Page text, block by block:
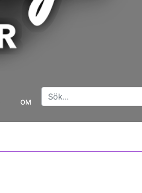
OM